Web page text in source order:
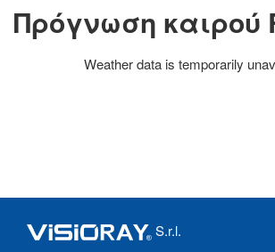
Πρόγνωση καιρού
Weather data is temporarily
S.r.l.